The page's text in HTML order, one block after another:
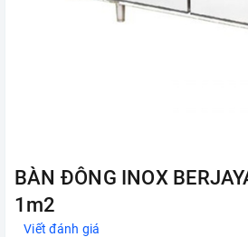
BÀN ĐÔNG INOX
1m2
Viết đánh giá